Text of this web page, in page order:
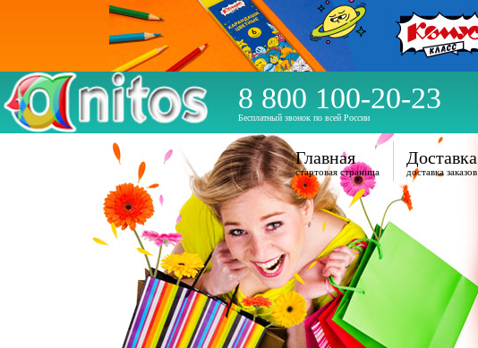
8 800 100-20-23
Бесплатный звонок по всей России
Главная
стартовая страница
Доставка
доставка заказов